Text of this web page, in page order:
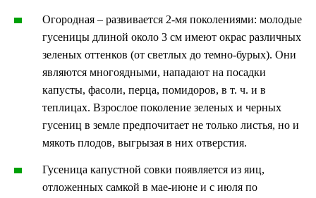
Огородная – развивается 2-мя поколениями: молодые
гусеницы длиной около 3 см имеют окрас различных
зеленых оттенков (от светлых до темно-бурых). Они
являются многоядными, нападают на посадки
капусты, фасоли, перца, помидоров, в т. ч. и в
теплицах. Взрослое поколение зеленых и черных
гусениц в земле предпочитает не только листья, но и
мякоть плодов, выгрызая в них отверстия.
Гусеница капустной совки появляется из яиц,
отложенных самкой в мае-июне и с июля по